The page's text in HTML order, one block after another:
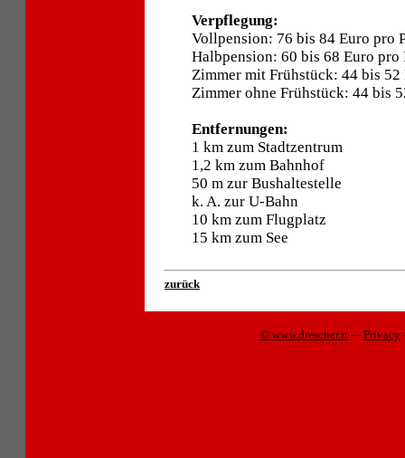
Verpflegung:
Vollpension: 76 bis 84 Euro pro
Halbpension: 60 bis 68 Euro pro
Zimmer mit Frühstück: 44 bis 52
Zimmer ohne Frühstück: 44 bis
Entfernungen:
1 km zum Stadtzentrum
1,2 km zum Bahnhof
50 m zur Bushaltestelle
k. A. zur U-Bahn
10 km zum Flugplatz
15 km zum See
zurück
© www.drescher.it - - Privacy